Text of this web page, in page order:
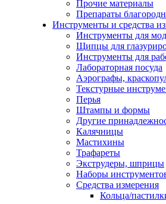
Прочие материалы
Препараты
Инструменты и средства
Инструменты для
Щипцы для
Инструменты для
Лабораторная посуда
Аэрографы,
Текстурные
Перья
Штампы и формы
Другие
Калячницы
Мастихины
Трафареты
Экструдеры, шприцы
Наборы
Средства измерения
Кольца/